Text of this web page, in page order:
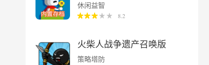
休闲益智
8.2
火柴人战争遗产召唤版
策略塔防